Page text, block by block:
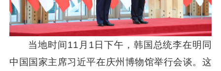
当地时间11月1日下午，韩国总统李在明同
中国国家主席习近平在庆州博物馆举行会谈。这